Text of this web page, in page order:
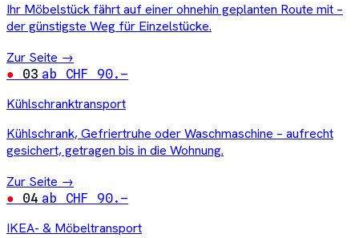
Ihr Möbelstück fährt auf einer ohnehin geplanten Route mit –
der günstigste Weg für Einzelstücke.
Zur Seite →
03 ab CHF 90.–
Kühlschranktransport
Kühlschrank, Gefriertruhe oder Waschmaschine – aufrecht
gesichert, getragen bis in die Wohnung.
Zur Seite →
04 ab CHF 90.–
IKEA- & Möbeltransport